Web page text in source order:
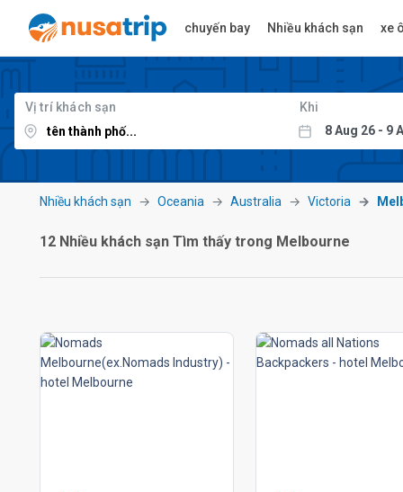
chuyến bay Nhiều khách sạn xe
Vị trí khách sạn Khi
Nhiều khách sạn Oceania Australia Victoria
12 Nhiều khách sạn Tìm thấy trong Melbourne